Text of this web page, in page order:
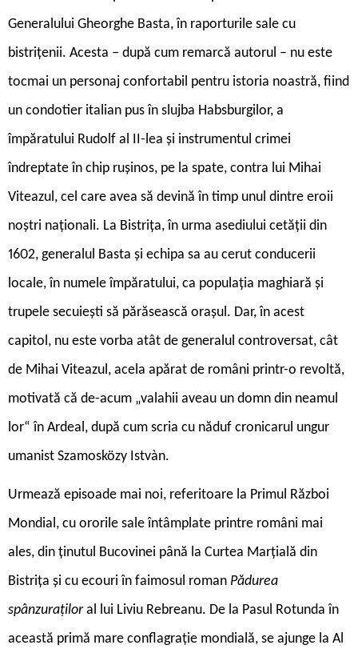
Generalului Gheorghe Basta, în raporturile sale cu
bistrițenii. Acesta – după cum remarcă autorul – nu este
tocmai un personaj confortabil pentru istoria noastră, fiind
un condotier italian pus în slujba Habsburgilor, a
împăratului Rudolf al II-lea și instrumentul crimei
îndreptate în chip rușinos, pe la spate, contra lui Mihai
Viteazul, cel care avea să devină în timp unul dintre eroii
noștri naționali. La Bistrița, în urma asediului cetății din
1602, generalul Basta și echipa sa au cerut conducerii
locale, în numele împăratului, ca populația maghiară și
trupele secuiești să părăsească orașul. Dar, în acest
capitol, nu este vorba atât de generalul controversat, cât
de Mihai Viteazul, acela apărat de români printr-o revoltă,
motivată că de-acum „valahii aveau un domn din neamul
lor“ în Ardeal, după cum scria cu năduf cronicarul ungur
umanist Szamosközy Istvàn.
Urmează episoade mai noi, referitoare la Primul Război
Mondial, cu ororile sale întâmplate printre români mai
ales, din ținutul Bucovinei până la Curtea Marțială din
Bistrița și cu ecouri în faimosul roman Pădurea
spânzurațiloral lui Liviu Rebreanu. De la Pasul Rotunda în
această primă mare conflagrație mondială, se ajunge la Al